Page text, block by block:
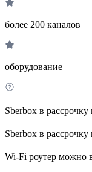
более 200 каналов
оборудование
Sberbox в
Sberbox в
Wi-Fi роутер можно